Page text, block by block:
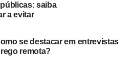
saiba
a evitar
se destacar em entrevistas
remota?